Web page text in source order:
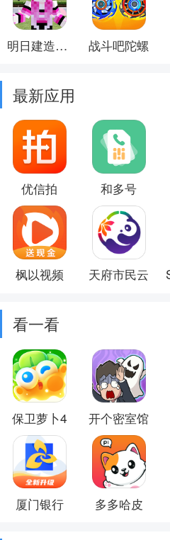
明日建造大师 战斗吧陀螺
最新应用
优信拍 和多号
枫以视频 天府市民云
看一看
保卫萝卜4 开个密室馆
厦门银行 多多哈皮